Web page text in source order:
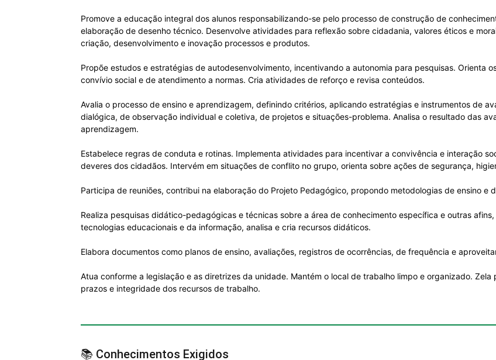
Promove a educação integral dos alunos responsabilizando-se pelo processo de construção de
elaboração de desenho técnico. Desenvolve atividades para reflexão sobre cidadania, valores éticos e
criação, desenvolvimento e inovação processos e produtos.
Propõe estudos e estratégias de autodesenvolvimento, incentivando a autonomia para pesquisas. Orienta
convívio social e de atendimento a normas. Cria atividades de reforço e revisa conteúdos.
Avalia o processo de ensino e aprendizagem, definindo critérios, aplicando estratégias e instrumentos de
dialógica, de observação individual e coletiva, de projetos e situações-problema. Analisa o resultado das
aprendizagem.
Estabelece regras de conduta e rotinas. Implementa atividades para incentivar a convivência e interação
deveres dos cidadãos. Intervém em situações de conflito no grupo, orienta sobre ações de segurança,
Participa de reuniões, contribui na elaboração do Projeto Pedagógico, propondo metodologias de ensino e
Realiza pesquisas didático-pedagógicas e técnicas sobre a área de conhecimento específica e outras
tecnologias educacionais e da informação, analisa e cria recursos didáticos.
Elabora documentos como planos de ensino, avaliações, registros de ocorrências, de frequência e
Atua conforme a legislação e as diretrizes da unidade. Mantém o local de trabalho limpo e organizado.
prazos e integridade dos recursos de trabalho.
📚 Conhecimentos Exigidos